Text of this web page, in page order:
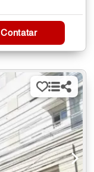
Contatar